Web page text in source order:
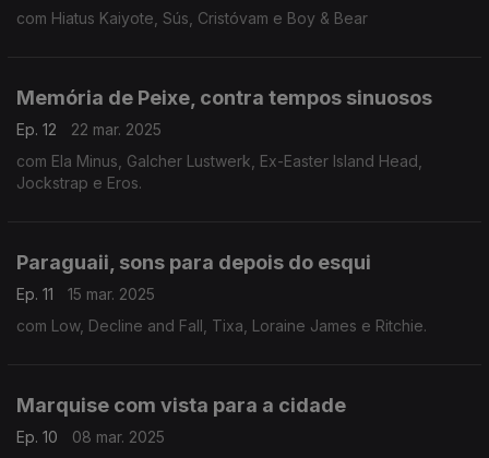
com Hiatus Kaiyote, Sús, Cristóvam e Boy & Bear
Memória de Peixe, contra tempos sinuosos
Ep. 12
22 mar. 2025
com Ela Minus, Galcher Lustwerk, Ex-Easter Island Head,
Jockstrap e Eros.
Paraguaii, sons para depois do esqui
Ep. 11
15 mar. 2025
com Low, Decline and Fall, Tixa, Loraine James e Ritchie.
Marquise com vista para a cidade
Ep. 10
08 mar. 2025